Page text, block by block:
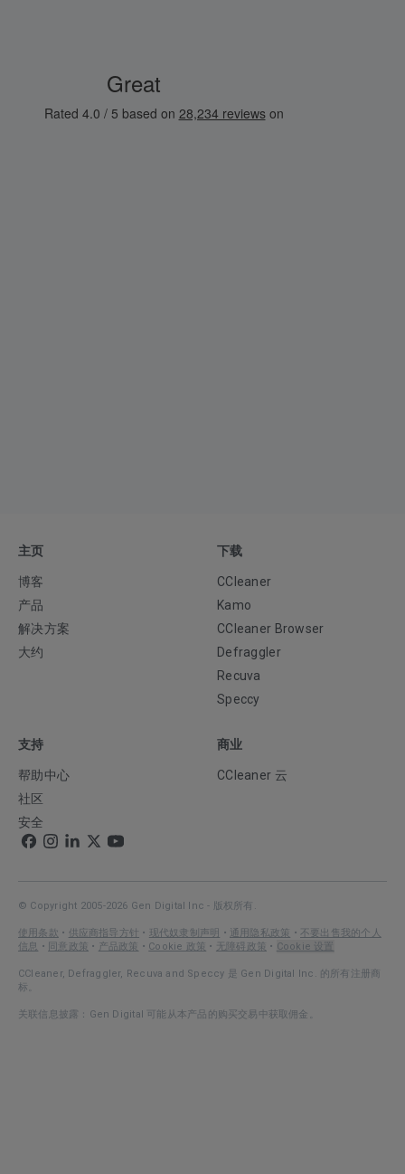
主页
博客
产品
解决方案
大约
下载
CCleaner
Kamo
CCleaner Browser
Defraggler
Recuva
Speccy
支持
帮助中心
社区
安全
商业
CCleaner 云
© Copyright 2005-2026 Gen Digital Inc - 版权所有.
使用条款 • 供应商指导方针 • 现代奴隶制声明 • 通用隐私政策 • 不要出售我的个人
信息 • 同意政策 • 产品政策 • Cookie 政策 • 无障碍政策 • Cookie 设置
CCleaner, Defraggler, Recuva and Speccy 是 Gen Digital Inc. 的所有注册商
标。
关联信息披露：Gen Digital 可能从本产品的购买交易中获取佣金。